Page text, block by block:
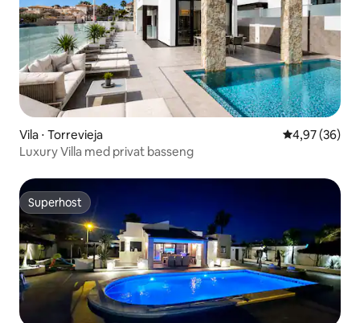
Vila ⋅ Torrevieja 4,97 de uma
4,97 (36)
Luxury Villa med privat basseng
Superhost
Superhost